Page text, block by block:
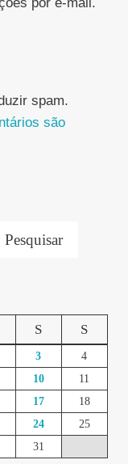
spam.
são
Pesquisar
S S
3
4
10
11
17
18
24
25
31